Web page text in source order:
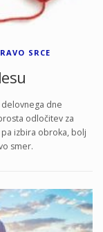
SRCE
dne
odločitev za
izbira obroka, bolj
smer.